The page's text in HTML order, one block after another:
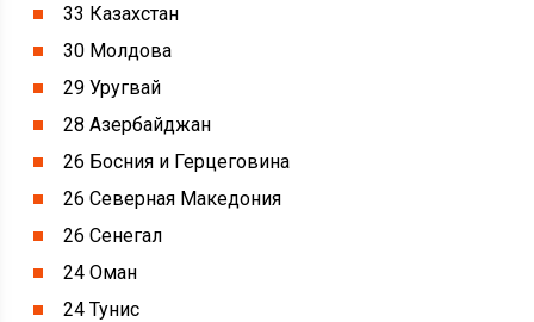
33 Казахстан
30 Молдова
29 Уругвай
28 Азербайджан
26 Босния и Герцеговина
26 Северная Македония
26 Сенегал
24 Оман
24 Тунис